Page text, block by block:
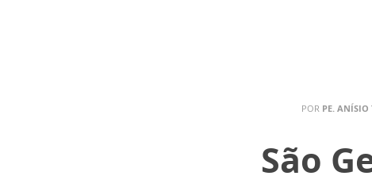
POR PE. ANÍSIO
São